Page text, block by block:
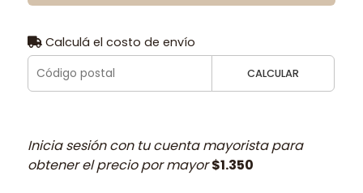
Calculá el costo de envío
CALCULAR
Inicia sesión con tu cuenta mayorista para
obtener el precio por mayor$1.350